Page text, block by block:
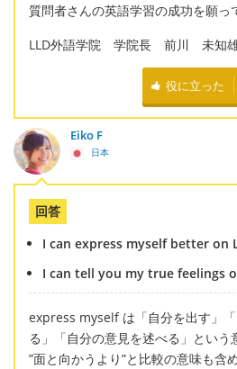
質問者さんの英語学習の成功を願っ
LLD外語学院 学院長 前川 未知
役に立った
Eiko F
日本
回答
I can express myself better on
I can tell you my true feelings
express myself は「自分を出す」
る」「自分の意見を述べる」という
”面と向かうより”と比較の意味も